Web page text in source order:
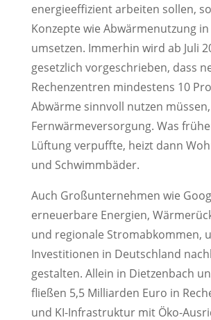
energieeffizient arbeiten sollen,
Konzepte wie Abwärmenutzung
umsetzen. Immerhin wird ab Juli
gesetzlich vorgeschrieben, dass
Rechenzentren mindestens 10
Abwärme sinnvoll nutzen
Fernwärmeversorgung. Was
Lüftung verpuffte, heizt dann
und Schwimmbäder.
Auch Großunternehmen wie
erneuerbare Energien,
und regionale Stromabkommen,
Investitionen in Deutschland
gestalten. Allein in Dietzenbach
fließen 5,5 Milliarden Euro in
und KI-Infrastruktur mit Öko-